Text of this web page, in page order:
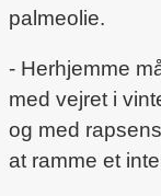
palmeolie.
- Herhjemme
med vejret i
og med
at ramme et